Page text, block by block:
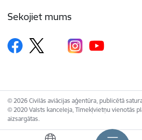
Sekojiet mums
© 2026 Civilās aviācijas aģentūra, publicētā
© 2020 Valsts kanceleja, Tīmekļvietņu vienotās
aizsargātas.